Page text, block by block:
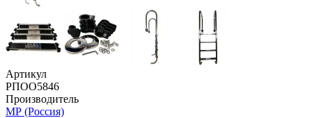
Артикул
РПОО5846
Производитель
МР (Россия)